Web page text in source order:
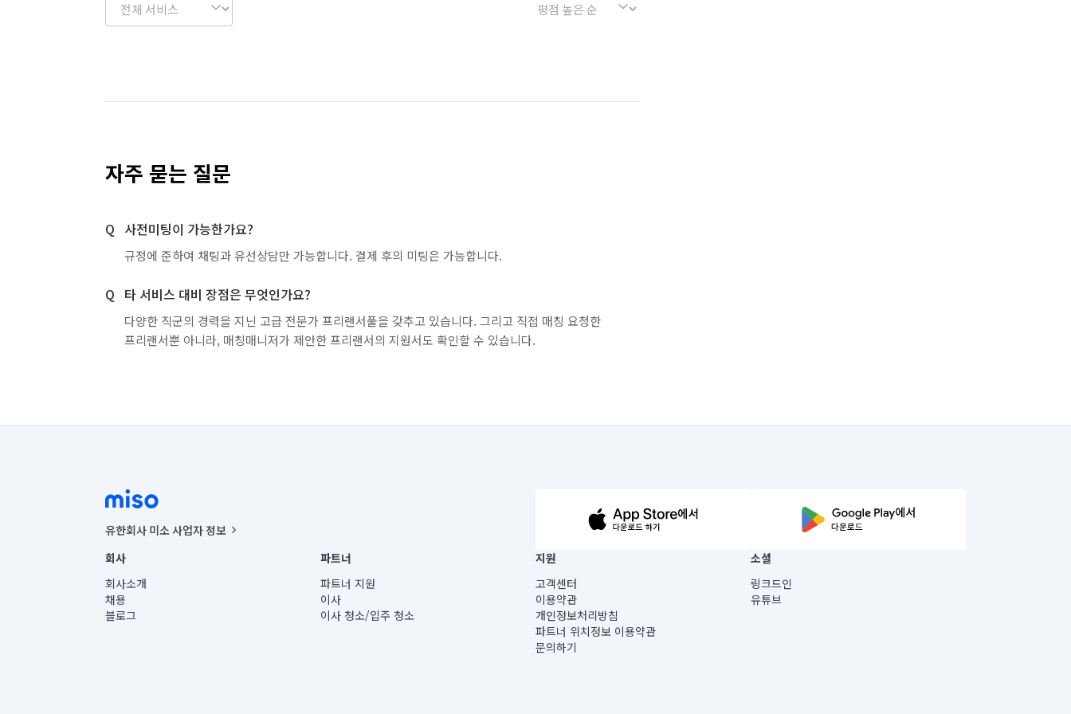
자주 묻는 질문
사전미팅이 가능한가요?
규정에 준하여 채팅과 유선상담만 가능합니다. 결제 후의 미팅은 가능합니다.
타 서비스 대비 장점은 무엇인가요?
다양한 직군의 경력을 지닌 고급 전문가 프리랜서풀을 갖추고 있습니다. 그리고 직접 매칭 요청한
프리랜서뿐 아니라, 매칭매니저가 제안한 프리랜서의 지원서도 확인할 수 있습니다.
유한회사 미소 사업자 정보
사업자등록번호 : 291-87-00271 | 인허가번호 : 2016-3220163-14-5-00019 |
통신판매신고번호 : 2024-서울종로-1400(공정거래위원회 정보) |
대표이사 : CHING VICTOR COLUMBIA RHEE
주소 | 본사: 서울특별시 종로구 율곡로 6(중학동, 트윈트리빌딩) B동 5층
컨택센터 : 서울특별시 종로구 수송동 율곡로 24, 7층, 8층 미소
회사
회사소개
채용
블로그
파트너
파트너 지원
이사
이사 청소/입주 청소
지원
고객센터
이용약관
개인정보처리방침
파트너 위치정보 이용약관
문의하기
소셜
링크드인
유튜브